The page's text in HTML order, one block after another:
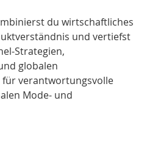
du wirtschaftliches
und vertiefst
Strategien,
globalen
für verantwortungsvolle
Mode- und